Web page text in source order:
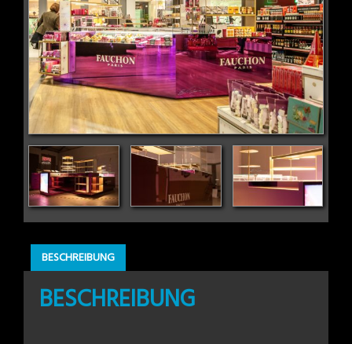
BESCHREIBUNG
BESCHREIBUNG